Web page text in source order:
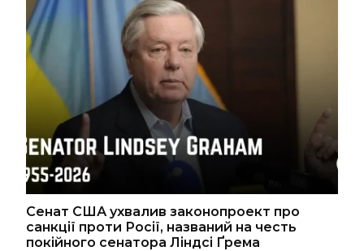
Сенат США ухвалив законопроект про
санкції проти Росії, названий на честь
покійного сенатора Ліндсі Ґрема